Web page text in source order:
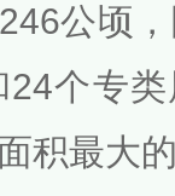
公顷
个专
积最大